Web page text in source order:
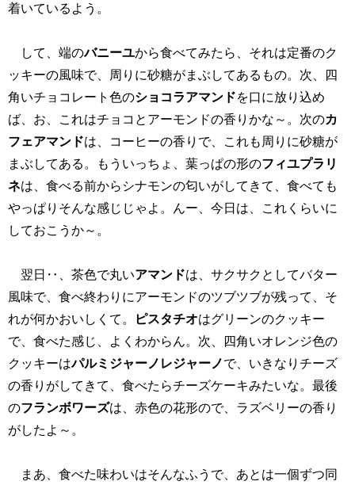
着いているよう。
して、端のバニーユから食べてみたら、それは定番のク
ッキーの風味で、周りに砂糖がまぶしてあるもの。次、四
角いチョコレート色のショコラアマンドを口に放り込め
ば、お、これはチョコとアーモンドの香りかな～。次のカ
フェアマンドは、コーヒーの香りで、これも周りに砂糖が
まぶしてある。もういっちょ、葉っぱの形のフィユプラリ
ネは、食べる前からシナモンの匂いがしてきて、食べても
やっぱりそんな感じじゃよ。んー、今日は、これくらいに
しておこうか～。
翌日‥、茶色で丸いアマンドは、サクサクとしてバター
風味で、食べ終わりにアーモンドのツブツブが残って、そ
れが何かおいしくて。
ピスタチオはグリーンのクッキー
で、食べた感じ、よくわからん。次、四角いオレンジ色の
クッキーはパルミジャーノレジャーノで、いきなりチーズ
の香りがしてきて、食べたらチーズケーキみたいな。最後
のフランボワーズは、赤色の花形ので、ラズベリーの香り
がしたよ～。
まあ、食べた味わいはそんなふうで、あとは一個ずつ同